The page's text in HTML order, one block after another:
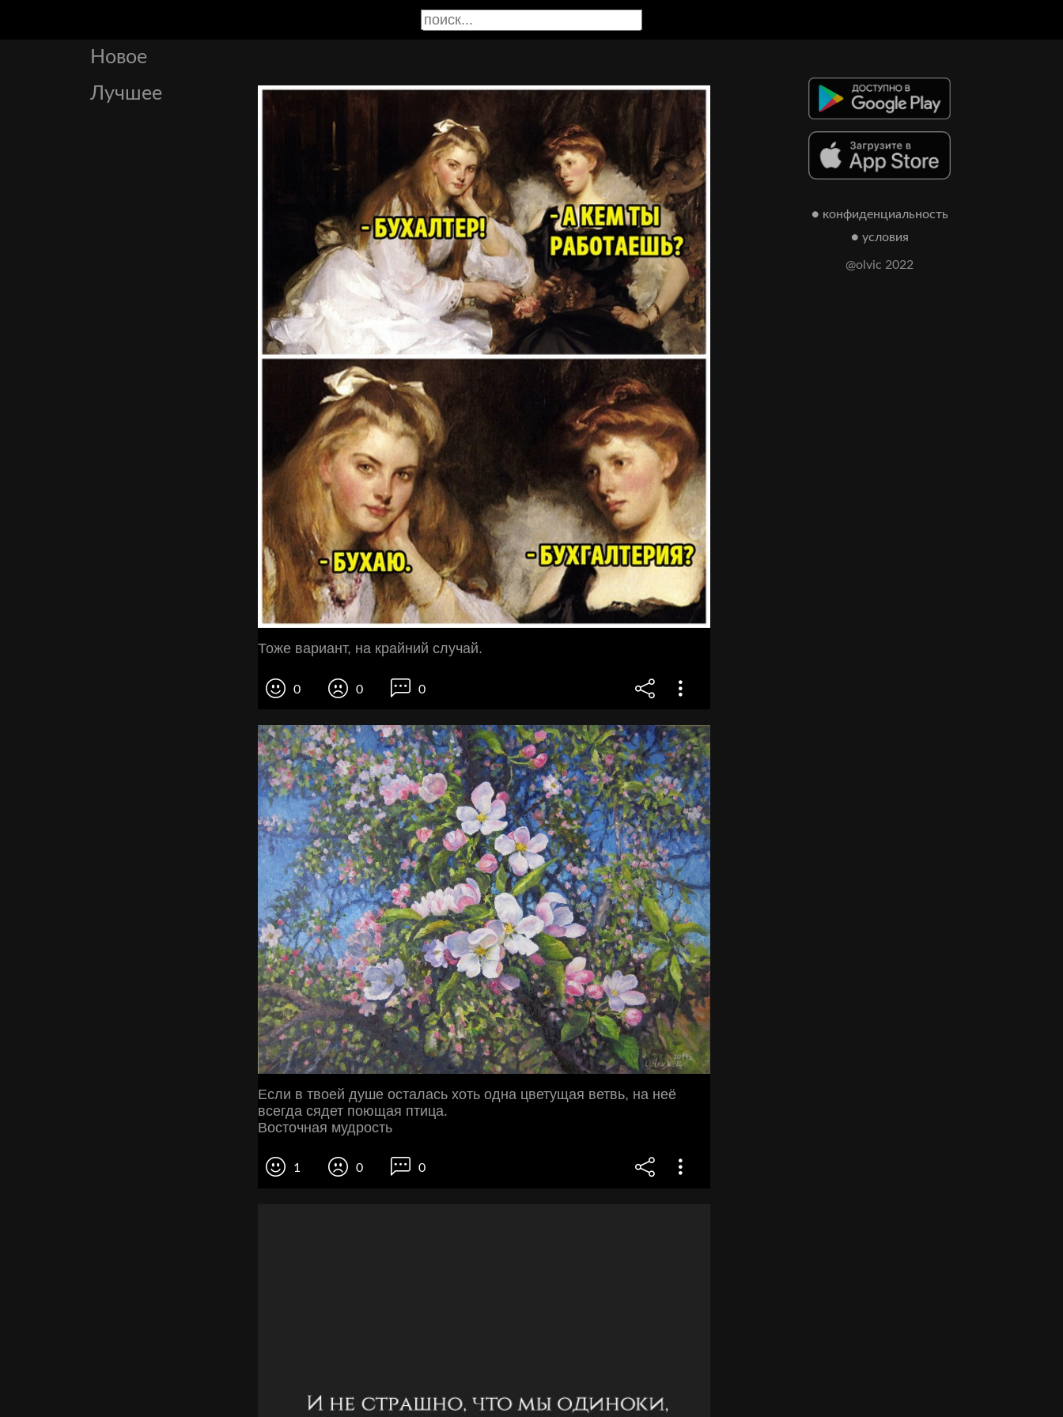
Новое
Лучшее
Тоже вариант, на крайний случай.
0 0 0
Если в твоей душе осталась хоть одна цветущая ветвь, на неё
всегда сядет поющая птица.
Восточная мудрость
1 0 0
● конфиденциальность
● условия
@olvic 2022